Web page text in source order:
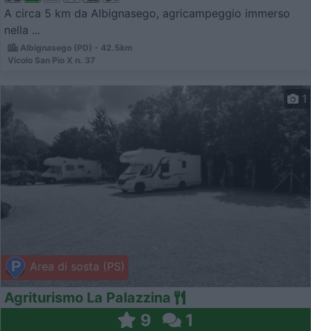
A circa 5 km da Albignasego, agricampeggio immerso
nella ...
Albignasego (PD) - 42.5km
Vicolo San Pio X n. 37
Area di sosta (PS)
1
Agriturismo La Palazzina
9 1